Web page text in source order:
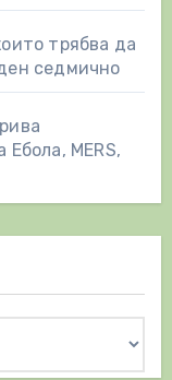
трябва да
седмично
Ебола, MERS,